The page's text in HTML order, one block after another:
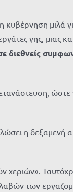
μιλά
γης, μιας
διεθνείς
η δεξαμενή
χεριών».
των